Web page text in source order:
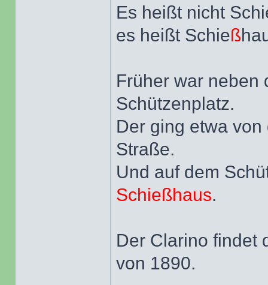
Es heißt nicht
es heißt Schieß
Früher war neben
Schützenplatz.
Der ging etwa
Straße.
Und auf dem
Schießhaus.
Der Clarino findet
von 1890.